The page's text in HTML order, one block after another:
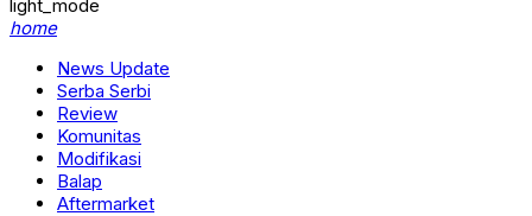
light_mode
home
News Update
Serba Serbi
Review
Komunitas
Modifikasi
Balap
Aftermarket